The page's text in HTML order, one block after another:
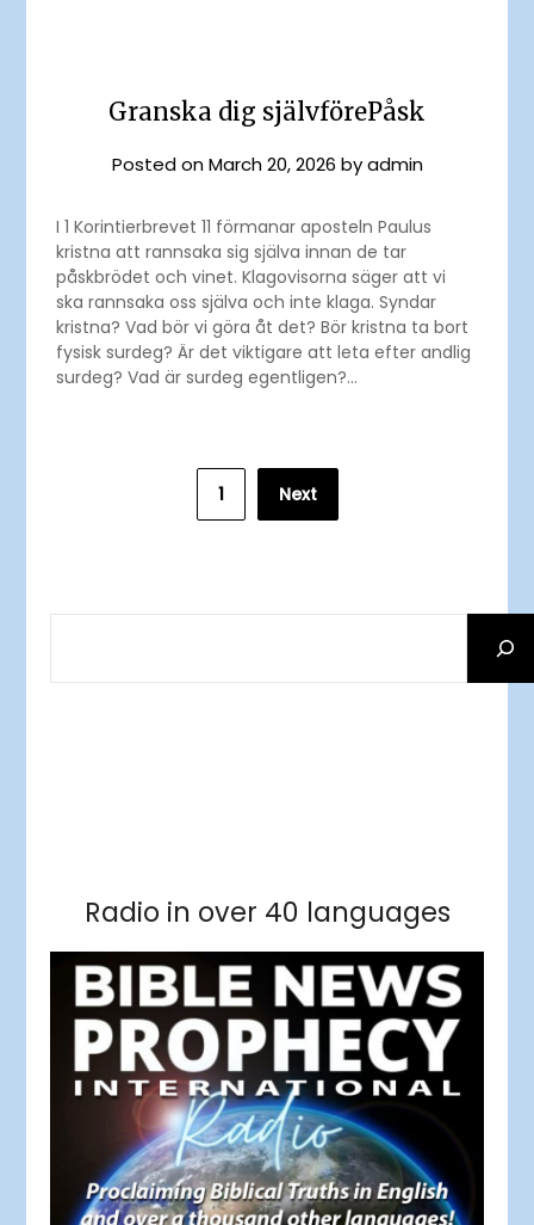
Granska dig självförePåsk
Posted onMarch 20, 2026 byadmin
I 1 Korintierbrevet 11 förmanar aposteln Paulus
kristna att rannsaka sig själva innan de tar
påskbrödet och vinet. Klagovisorna säger att vi
ska rannsaka oss själva och inte klaga. Syndar
kristna? Vad bör vi göra åt det? Bör kristna ta bort
fysisk surdeg? Är det viktigare att leta efter andlig
surdeg? Vad är surdeg egentligen?…
1 Next
Radio in over 40 languages